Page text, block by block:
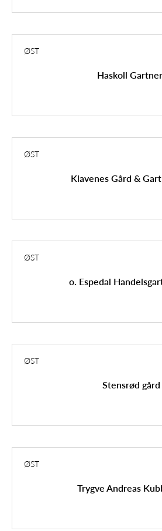
ØST
Haskoll
ØST
Klavenes Gård &
ØST
o. Espedal
ØST
Stensrød gård
ØST
Trygve Andreas